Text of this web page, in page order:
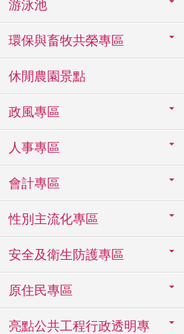
游泳池
環保與畜牧共榮專區
休閒農園景點
政風專區
人事專區
會計專區
性別主流化專區
安全及衛生防護專區
原住民專區
亮點公共工程行政透明專